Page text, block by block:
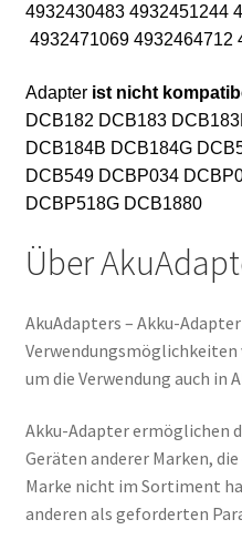
4932430483 4932451244
4932471069 4932464712
Adapterist nicht
DCB182 DCB183
DCB184B DCB184G
DCB549 DCBP034
DCBP518G DCB1880
Über
AkuAdapters – Akku-
um die Verwendung auch in
Akku-Adapter ermöglichen
Geräten anderer Marken,
Marke nicht im Sortiment
anderen als geforderten